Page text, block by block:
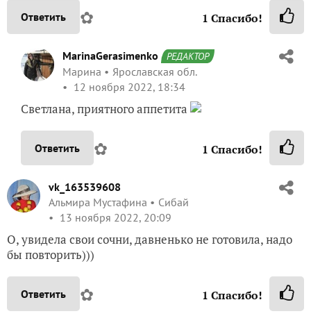
Ответить ✿ 1 Спасибо!
MarinaGerasimenko РЕДАКТОР
Марина
Ярославская обл.
12 ноября 2022, 18:34
Светлана, приятного аппетита
Ответить ✿ 1 Спасибо!
vk_163539608
Альмира Мустафина
Сибай
13 ноября 2022, 20:09
О, увидела свои сочни, давненько не готовила, надо
бы повторить)))
Ответить ✿ 1 Спасибо!